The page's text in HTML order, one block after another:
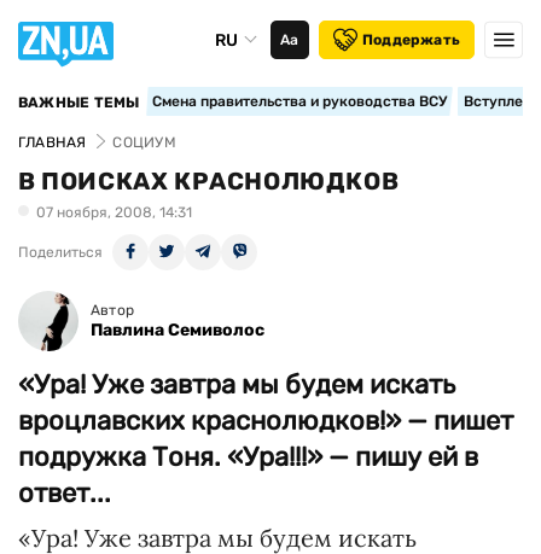
RU Аа Поддержать
ВАЖНЫЕ ТЕМЫ Смена правительства и руководства ВСУ
ГЛАВНАЯ СОЦИУМ
В ПОИСКАХ КРАСНОЛЮДКОВ
07 ноября, 2008, 14:31
Поделиться
Автор
Павлина Семиволос
«Ура! Уже завтра мы будем искать
вроцлавских краснолюдков!» — пишет
подружка Тоня. «Ура!!!» — пишу ей в
ответ...
«Ура! Уже завтра мы будем искать